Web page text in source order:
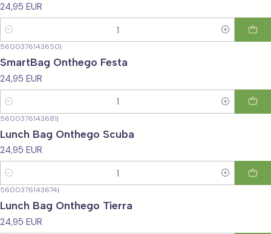
24,95 EUR
Cantidad
5600376143650|
SmartBag Onthego Festa
24,95 EUR
Cantidad
5600376143681|
Lunch Bag Onthego Scuba
24,95 EUR
Cantidad
5600376143674|
Lunch Bag Onthego Tierra
24,95 EUR